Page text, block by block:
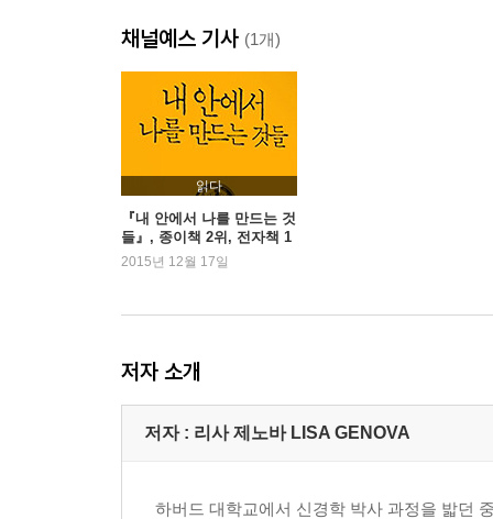
그들의 삶은 계속되어야 한다
나를 포기하지 말아줘
홀로 정지된 시간
오직 이 순간을 산다
아기 천사의 축복
아주 아주 느린 시계
하버드의 마지막 졸업식
내가 너무 그리워
아무도 약속하지 않는다
채널예스 기사 (1개)
읽다
『내 안에서 나를 만드는 것
들』, 종이책 2위, 전자책 1
위
2015년 12월 17일
저자 소개
저자 : 리사 제노바 LISA GENOVA
하버드 대학교에서 신경학 박사 과정을 밟던